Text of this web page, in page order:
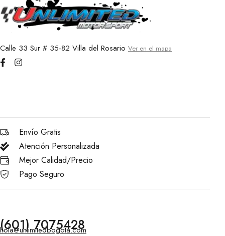
Calle 33 Sur # 35-82 Villa del Rosario Ver en el mapa
Envío Gratis
Atención Personalizada
Mejor Calidad/Precio
Pago Seguro
(601) 7075428
hola@unlimitedbogota.com